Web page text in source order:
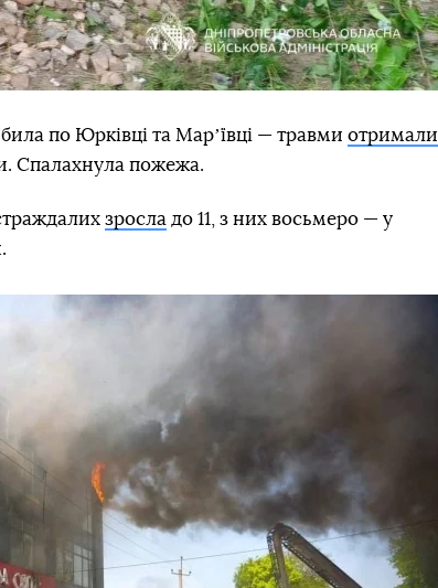
по Юрківці та Марʼївці — травми отримали
Спалахнула пожежа.
зросла до 11, з них восьмеро — у